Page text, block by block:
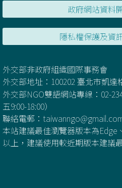
政府網站資料
隱私權保護及資
外交部非政府組織國際事務會
外交部地址：100202 臺北市凱達
外交部NGO雙語網站專線：02-
五9:00-18:00）
聯絡電郵：
本站建議最佳瀏覽器版本為Edge
以上，建議使用較近期版本建議